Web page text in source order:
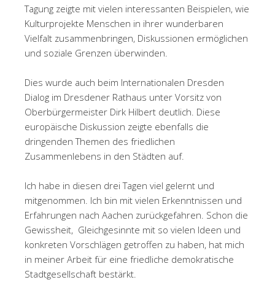
Tagung zeigte mit vielen interessanten Beispielen, wie
Kulturprojekte Menschen in ihrer wunderbaren
Vielfalt zusammenbringen, Diskussionen ermöglichen
und soziale Grenzen überwinden.
Dies wurde auch beim Internationalen Dresden
Dialog im Dresdener Rathaus unter Vorsitz von
Oberbürgermeister Dirk Hilbert deutlich. Diese
europäische Diskussion zeigte ebenfalls die
dringenden Themen des friedlichen
Zusammenlebens in den Städten auf.
Ich habe in diesen drei Tagen viel gelernt und
mitgenommen. Ich bin mit vielen Erkenntnissen und
Erfahrungen nach Aachen zurückgefahren. Schon die
Gewissheit, Gleichgesinnte mit so vielen Ideen und
konkreten Vorschlägen getroffen zu haben, hat mich
in meiner Arbeit für eine friedliche demokratische
Stadtgesellschaft bestärkt.